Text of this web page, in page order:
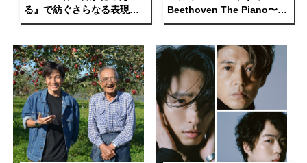
る』で紡ぐさらなる表現の
先ーーそして、普遍的な“輝
Beethoven The Piano〜』
への想いと表現へ向かう原